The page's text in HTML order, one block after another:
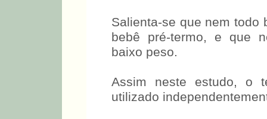
Salienta-se que nem todo
bebê pré-termo, e que
baixo peso.
Assim neste estudo, o
utilizado